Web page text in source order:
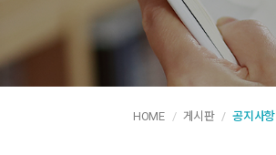
HOME 게시판 공지사항